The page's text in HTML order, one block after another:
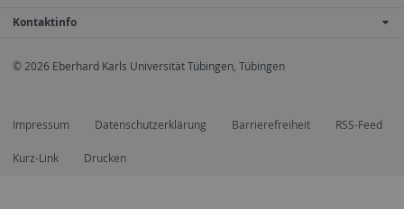
Kontaktinfo
© 2026 Eberhard Karls Universität Tübingen, Tübingen
Impressum Datenschutzerklärung Barrierefreiheit RSS-Feed
Kurz-Link Drucken